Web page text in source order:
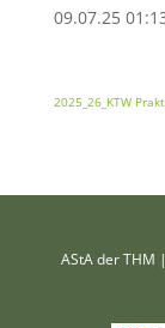
09.07.25
2025_26_KTW
AStA der THM